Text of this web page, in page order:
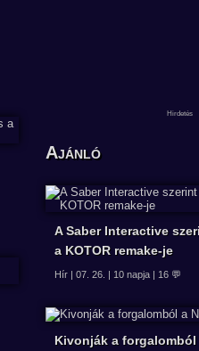
Ajánló
A Saber Interactive
a KOTOR remake-je
Hír | 07. 26. | 10 napja | 16 💬
Kivonják a